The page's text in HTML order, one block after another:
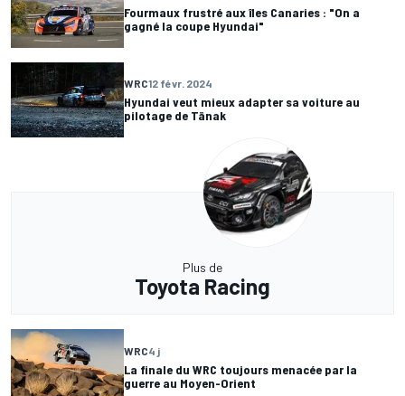
Fourmaux frustré aux îles Canaries : "On a
gagné la coupe Hyundai"
WRC12 févr. 2024
Hyundai veut mieux adapter sa voiture au
pilotage de Tänak
Plus de
Toyota Racing
WRC4 j
La finale du WRC toujours menacée par la
guerre au Moyen-Orient